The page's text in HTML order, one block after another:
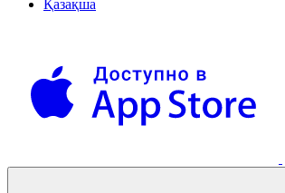
Қазақша